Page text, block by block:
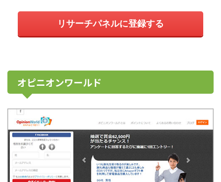
リサーチパネルに登録する
オピニオンワールド